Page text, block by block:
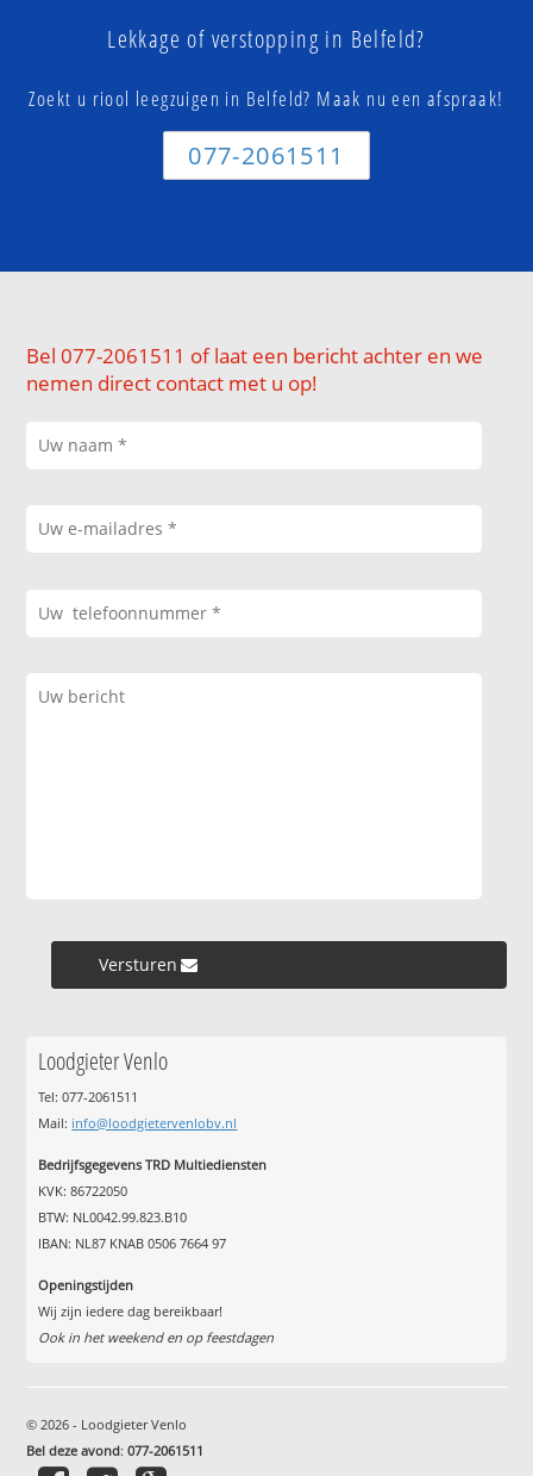
Lekkage of verstopping in Belfeld?
Zoekt u riool leegzuigen in Belfeld? Maak nu een afspraak!
077-2061511
Bel 077-2061511 of laat een bericht achter en we
nemen direct contact met u op!
Versturen »
Loodgieter Venlo
Tel: 077-2061511
Mail: info@loodgietervenlobv.nl
Bedrijfsgegevens TRD Multiediensten
KVK: 86722050
BTW: NL0042.99.823.B10
IBAN: NL87 KNAB 0506 7664 97
Openingstijden
Wij zijn iedere dag bereikbaar!
Ook in het weekend en op feestdagen
© 2026 - Loodgieter Venlo
Bel deze avond:077-2061511